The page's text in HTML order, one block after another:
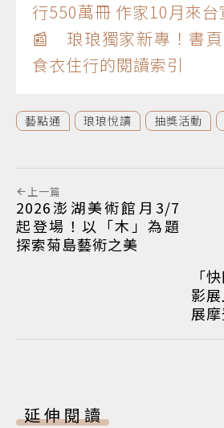
行550萬冊 作家10月來台
📰 琅琅獨家新專！書
食衣住行的閱讀索引
藝點通 琅琅悅讀 抽獎活動
上一篇
2026澎湖美術館月3/7
起登場！以「木」為題
探索菊島藝術之美
「
影
展
延伸閱讀